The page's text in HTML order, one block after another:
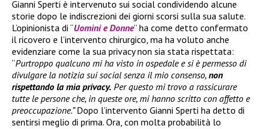
Gianni Sperti è intervenuto sui social condividendo alcune
storie dopo le indiscrezioni dei giorni scorsi sulla sua salute.
L’opinionista di “Uomini e Donne” ha come detto confermato
il ricovero e l’intervento chirurgico, ma ha voluto anche
evidenziare come la sua privacy non sia stata rispettata:
“Purtroppo qualcuno mi ha visto in ospedale e si è permesso di
divulgare la notizia sui social senza il mio consenso, non
rispettando la mia privacy. Per questo mi trovo a rassicurare
tutte le persone che, in queste ore, mi hanno scritto con affetto e
preoccupazione.”Dopo l’intervento Gianni Sperti ha detto di
sentirsi meglio di prima. Ora, con molta probabilità lo